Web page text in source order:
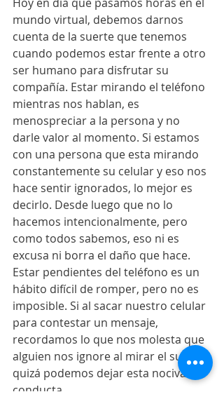
mundo virtual, debemos darnos
cuenta de la suerte que tenemos
cuando podemos estar frente a otro
ser humano para disfrutar su
compañía. Estar mirando el teléfono
mientras nos hablan, es
menospreciar a la persona y no
darle valor al momento. Si estamos
con una persona que esta mirando
constantemente su celular y eso nos
hace sentir ignorados, lo mejor es
decirlo. Desde luego que no lo
hacemos intencionalmente, pero
como todos sabemos, eso ni es
excusa ni borra el daño que hace.
Estar pendientes del teléfono es un
hábito difícil de romper, pero no es
imposible. Si al sacar nuestro celular
para contestar un mensaje,
recordamos lo que nos molesta que
alguien nos ignore al mirar el suyo,
quizá podemos dejar esta nociva
conducta.